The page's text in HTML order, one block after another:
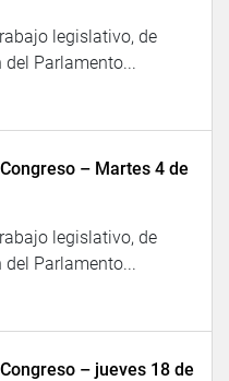
legislativo, de
Parlamento...
– Martes 4 de
legislativo, de
Parlamento...
– jueves 18 de